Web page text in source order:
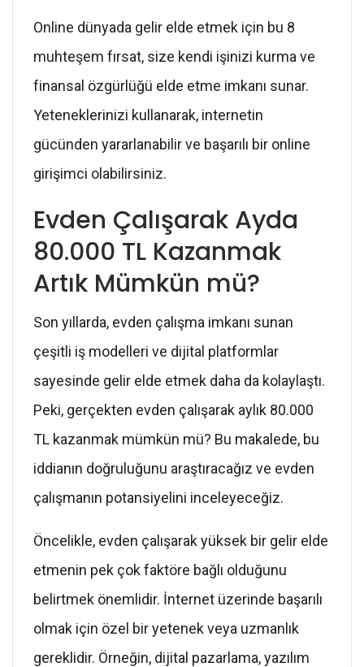
Online dünyada gelir elde etmek için bu 8
muhteşem fırsat, size kendi işinizi kurma ve
finansal özgürlüğü elde etme imkanı sunar.
Yeteneklerinizi kullanarak, internetin
gücünden yararlanabilir ve başarılı bir online
girişimci olabilirsiniz.
Evden Çalışarak Ayda
80.000 TL Kazanmak
Artık Mümkün mü?
Son yıllarda, evden çalışma imkanı sunan
çeşitli iş modelleri ve dijital platformlar
sayesinde gelir elde etmek daha da kolaylaştı.
Peki, gerçekten evden çalışarak aylık 80.000
TL kazanmak mümkün mü? Bu makalede, bu
iddianın doğruluğunu araştıracağız ve evden
çalışmanın potansiyelini inceleyeceğiz.
Öncelikle, evden çalışarak yüksek bir gelir elde
etmenin pek çok faktöre bağlı olduğunu
belirtmek önemlidir. İnternet üzerinde başarılı
olmak için özel bir yetenek veya uzmanlık
gereklidir. Örneğin, dijital pazarlama, yazılım